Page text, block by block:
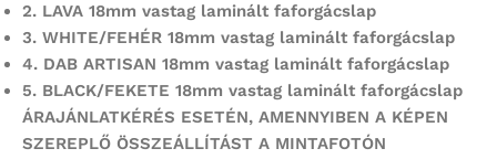
2. LAVA 18mm vastag laminált faforgácslap
3. WHITE/FEHÉR 18mm vastag laminált faforgácslap
4. DAB ARTISAN 18mm vastag laminált faforgácslap
5. BLACK/FEKETE 18mm vastag laminált faforgácslap
ÁRAJÁNLATKÉRÉS ESETÉN, AMENNYIBEN A KÉPEN
SZEREPLŐ ÖSSZEÁLLÍTÁST A MINTAFOTÓN